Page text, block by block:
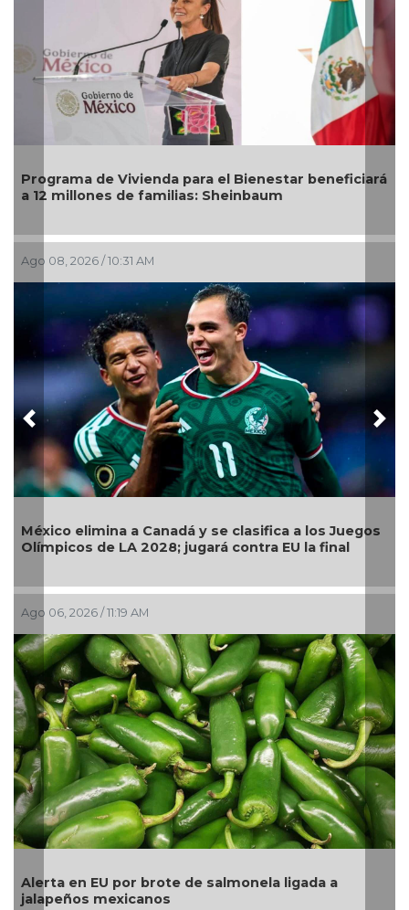
Juegos
final
a
DIF Poza Rica lleva sabor y bienestar a los
mayores con "Sazón y corazón"
Ago 05, 2026 / 2:59 PM
Llama Gobierno Municipal a la sana
continuarán operativos “Cero Alcohol” en
pública
Ago 05, 2026 / 2:56 PM
La UNAM analiza sanción de hasta 20
pesos a Territorium Life
Previous